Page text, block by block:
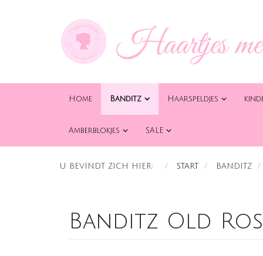
Home Banditz Haarspeldjes
Amberblokjes SALE
U BEVINDT ZICH HIER: START BANDITZ
Banditz Old